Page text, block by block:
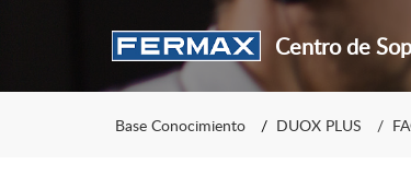
Centro de
Base Conocimiento DUOX PLUS